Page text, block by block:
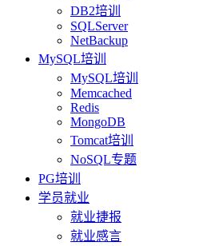
DB2培训
SQLServer
NetBackup
MySQL培训
MySQL培训
Memcached
Redis
MongoDB
Tomcat培训
NoSQL专题
PG培训
学员就业
就业捷报
就业感言